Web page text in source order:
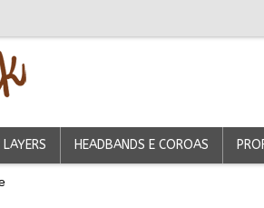
HEADBANDS E COROAS